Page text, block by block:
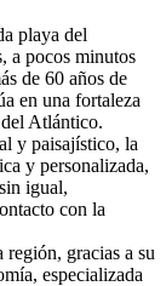
playa del
a pocos minutos
de 60 años de
en una fortaleza
Atlántico.
y paisajístico, la
y personalizada,
igual,
con la
región, gracias a su
especializada